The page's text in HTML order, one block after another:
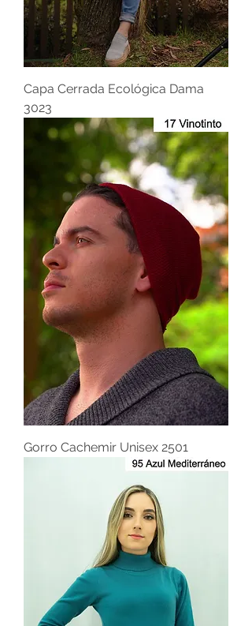
Capa Cerrada Ecológica Dama
3023
Gorro Cachemir Unisex 2501